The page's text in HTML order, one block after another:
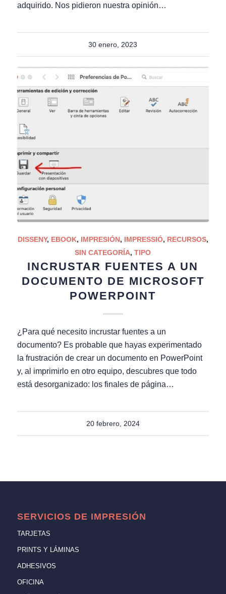
adquirido. Nos pidieron nuestra opinión…
30 enero, 2023
DISSENY, EBOOK, IMPRESIÓN, IMPRESSIÓ, RECURSOS,
SIN CATEGORÍA,TIPO
INCRUSTAR FUENTES A UN
DOCUMENTO DE MICROSOFT
POWERPOINT
¿Para qué necesito incrustar fuentes a un
documento? Es probable que hayas experimentado
la frustración de crear un documento en PowerPoint
y, al imprimirlo en otro equipo, descubres que todo
está desorganizado: los finales de página…
20 febrero, 2024
SERVICIOS DE IMPRESIÓN
TARJETAS
PRINTS Y LÁMINAS
ADHESIVOS
OFICINA